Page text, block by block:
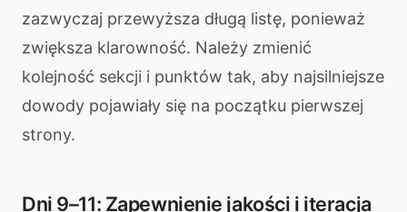
zazwyczaj przewyższa długą listę, ponieważ
zwiększa klarowność. Należy zmienić
kolejność sekcji i punktów tak, aby najsilniejsze
dowody pojawiały się na początku pierwszej
strony.
Dni 9–11: Zapewnienie jakości i iteracja